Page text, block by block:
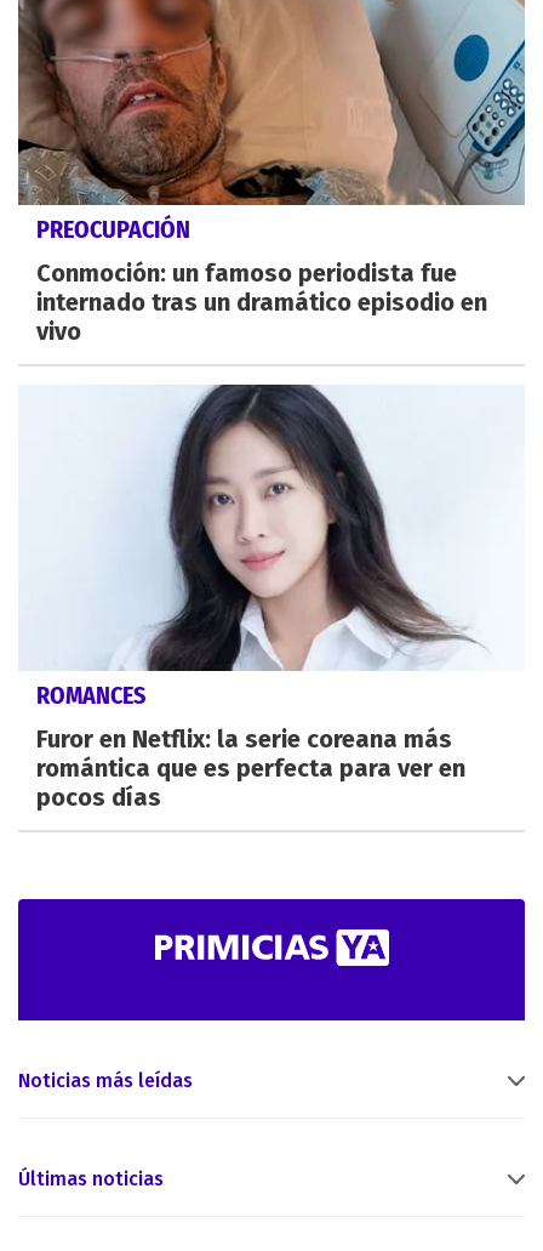
PREOCUPACIÓN
Conmoción: un famoso periodista fue
internado tras un dramático episodio en
vivo
ROMANCES
Furor en Netflix: la serie coreana más
romántica que es perfecta para ver en
pocos días
Noticias más leídas
Últimas noticias